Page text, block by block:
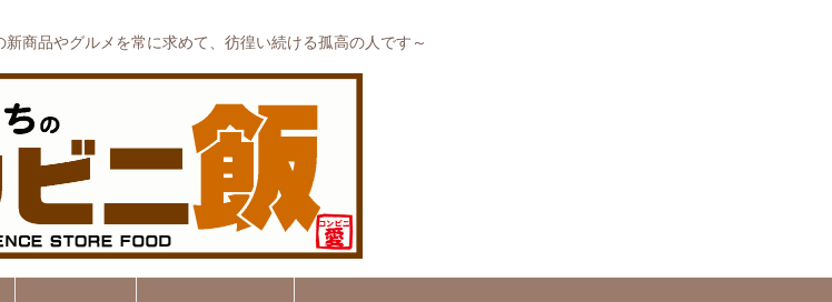
商品やグルメを常に求めて、彷徨い続ける孤高の人です～